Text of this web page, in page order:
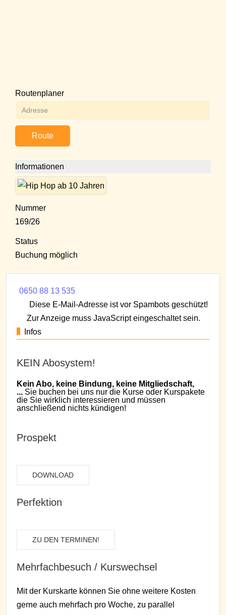
Routenplaner
Route
Informationen
Nummer
169/26
Status
Buchung möglich
0650 88 13 535
Diese E-Mail-Adresse ist vor Spambots geschützt!
Zur Anzeige muss JavaScript eingeschaltet sein.
Infos
KEIN Abosystem!
Kein Abo, keine Bindung, keine Mitgliedschaft,
... Sie buchen bei uns nur die Kurse oder Kurspakete
die Sie wirklich interessieren und müssen
anschließend nichts kündigen!
Prospekt
DOWNLOAD
Perfektion
ZU DEN TERMINEN!
Mehrfachbesuch / Kurswechsel
Mit der Kurskarte können Sie ohne weitere Kosten
gerne auch mehrfach pro Woche, zu parallel